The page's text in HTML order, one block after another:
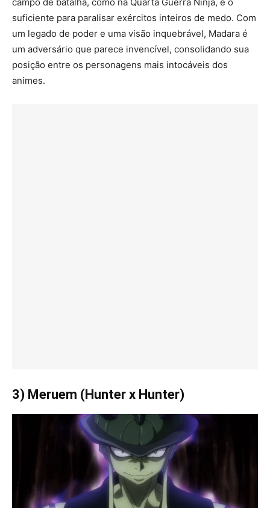
campo de batalha, como na Quarta Guerra Ninja, é o
suficiente para paralisar exércitos inteiros de medo. Com
um legado de poder e uma visão inquebrável, Madara é
um adversário que parece invencível, consolidando sua
posição entre os personagens mais intocáveis dos
animes.
3) Meruem (Hunter x Hunter)